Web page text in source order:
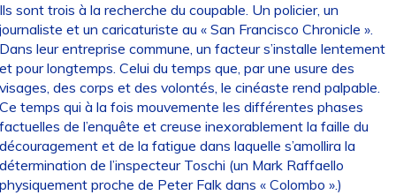
sont trois à la recherche du coupable. Un policier, un
et un caricaturiste au « San Francisco Chronicle ».
leur entreprise commune, un facteur s’installe lentement
pour longtemps. Celui du temps que, par une usure des
des corps et des volontés, le cinéaste rend palpable.
temps qui à la fois mouvemente les différentes phases
de l’enquête et creuse inexorablement la faille du
et de la fatigue dans laquelle s’amollira la
de l’inspecteur Toschi (un Mark Raffaello
proche de Peter Falk dans « Colombo ».)